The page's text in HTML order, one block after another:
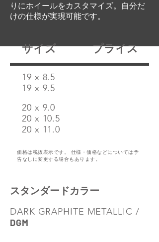
りにホイールをカスタマイズ。自分だ
けの仕様が実現可能です。
​プライス​
​サイズ​
​19 x 8.5
19 x 9.5
​20 x 9.0
20 x 10.5
20 x 11.0
価格は税抜表示です。 仕様・価格などについては予
告なしに変更する場合もあります。
スタンダード​カラー​
DARK GRAPHITE METALLIC /
DGM